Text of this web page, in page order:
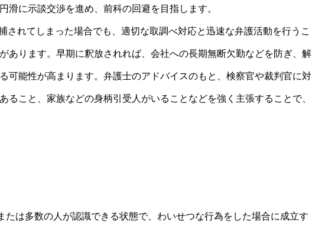
滑に示談交渉を進め、前科の回避を目指します。
されてしまった場合でも、適切な取調べ対応と迅速な弁護活動を行うこ
あります。早期に釈放されれば、会社への長期無断欠勤などを防ぎ、解
可能性が高まります。弁護士のアドバイスのもと、検察官や裁判官に対
ること、家族などの身柄引受人がいることなどを強く主張することで、
は多数の人が認識できる状態で、わいせつな行為をした場合に成立す